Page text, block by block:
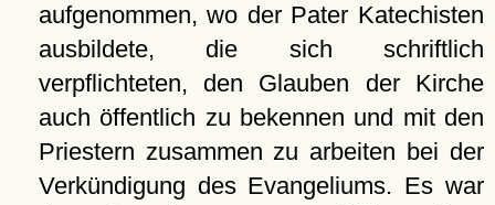
aufgenommen, wo der Pater Katechisten
ausbildete, die sich schriftlich
verpflichteten, den Glauben der Kirche
auch öffentlich zu bekennen und mit den
Priestern zusammen zu arbeiten bei der
Verkündigung des Evangeliums. Es war